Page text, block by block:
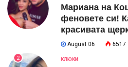
Мариана на
феновете си!
красивата
August 06 6517
2 КЛЮКИ